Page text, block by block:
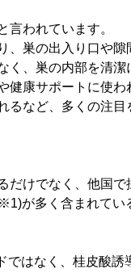
言われています。
、巣の出入り口や
、巣の内部を清潔
健康サポートに使
など、多くの注目
けでなく、他国
が多く含まれてい
はなく、桂皮酸誘